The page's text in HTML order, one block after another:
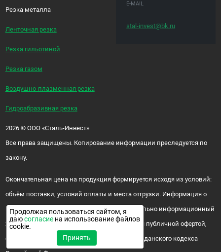
Резка металла
Ленточная резка
Резка гильотиной
Резка газом
Воздушно-плазменная резка
Гидроабразивная резка
E-MAIL
stal-invest@bk.ru
2026 ©ООО «Сталь-Инвест»
Все права защищены. Копирование информации преследуется по
закону.
Окончательная цена на продукция формируется исходя из условий:
объём поставки, условий оплаты и места отгрузки. Информация о
цене и наличии продукции носит исключительно информационный
характер и ни при каких условиях не является публичной офертой,
определяемой положениями ч. 2 ст. 437 Гражданского кодекса
Продолжая пользоваться сайтом, я
даюсогласие на использование файлов
cookie.
Принять